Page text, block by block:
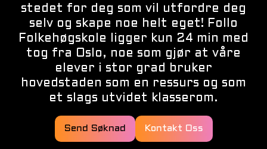
stedet for deg som vil utfordre deg
selv og skape noe helt eget! Follo
Folkehøgskole ligger kun 24 min med
tog fra Oslo, noe som gjør at våre
elever i stor grad bruker
hovedstaden som en ressurs og som
et slags utvidet klasserom.
Send Søknad Kontakt Oss